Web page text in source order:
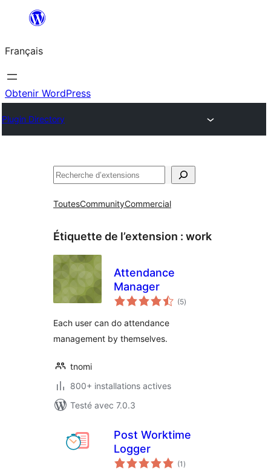
contenu
Français
Obtenir WordPress
Plugin Directory
Rechercher
ToutesCommunityCommercial
Étiquette de l’extension : work
Attendance
Manager
(5notes
en
)
Each user can do attendance
management by themselves.
tnomi
800+ installations actives
Testé avec 7.0.3
Post Worktime
Logger
(1 notes
en
)